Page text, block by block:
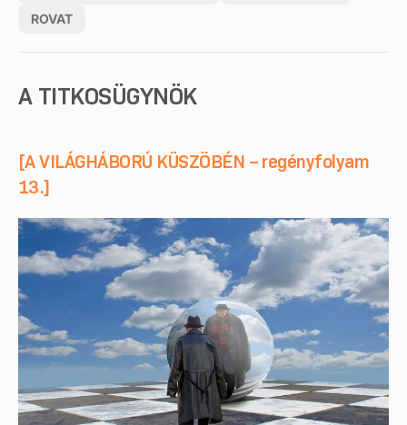
ROVAT
A TITKOSÜGYNÖK
[A VILÁGHÁBORÚ KÜSZÖBÉN – regényfolyam
13.]